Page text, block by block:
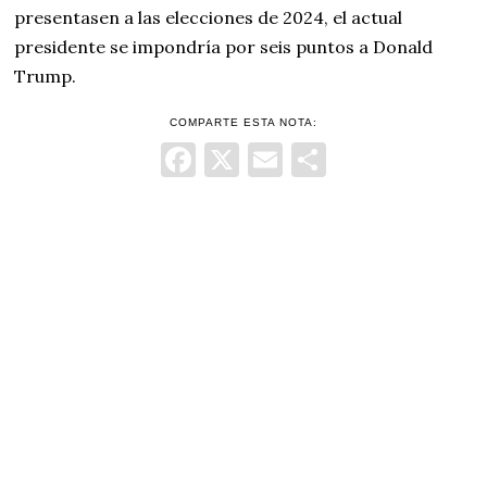
presentasen a las elecciones de 2024, el actual
presidente se impondría por seis puntos a Donald
Trump.
COMPARTE ESTA NOTA:
Facebook
X Email